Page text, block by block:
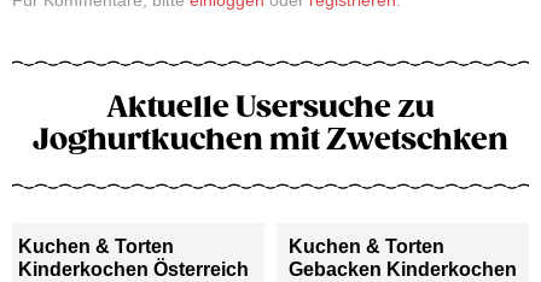
Aktuelle Usersuche zu
Joghurtkuchen mit Zwetschken
Kuchen & Torten
Kinderkochen Österreich
Kuchen & Torten
Gebacken Kinderkochen